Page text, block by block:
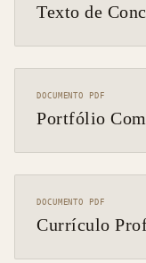
Texto de
DOCUMENTO PDF
Portfólio
DOCUMENTO PDF
Currículo